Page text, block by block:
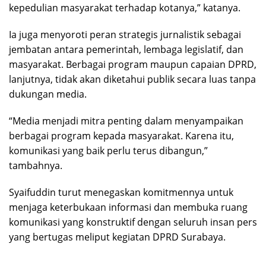
kepedulian masyarakat terhadap kotanya,” katanya.
Ia juga menyoroti peran strategis jurnalistik sebagai
jembatan antara pemerintah, lembaga legislatif, dan
masyarakat. Berbagai program maupun capaian DPRD,
lanjutnya, tidak akan diketahui publik secara luas tanpa
dukungan media.
“Media menjadi mitra penting dalam menyampaikan
berbagai program kepada masyarakat. Karena itu,
komunikasi yang baik perlu terus dibangun,”
tambahnya.
Syaifuddin turut menegaskan komitmennya untuk
menjaga keterbukaan informasi dan membuka ruang
komunikasi yang konstruktif dengan seluruh insan pers
yang bertugas meliput kegiatan DPRD Surabaya.